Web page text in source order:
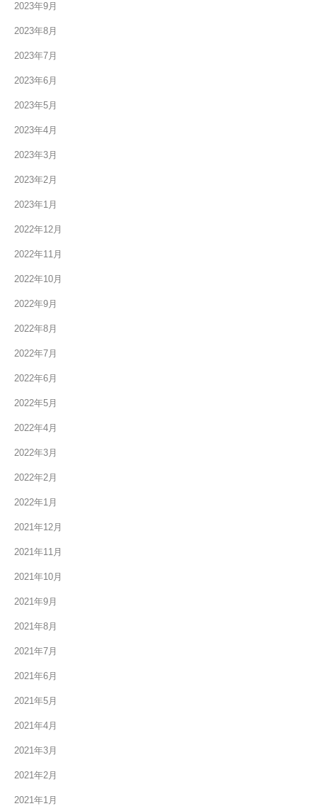
2023年9月
2023年8月
2023年7月
2023年6月
2023年5月
2023年4月
2023年3月
2023年2月
2023年1月
2022年12月
2022年11月
2022年10月
2022年9月
2022年8月
2022年7月
2022年6月
2022年5月
2022年4月
2022年3月
2022年2月
2022年1月
2021年12月
2021年11月
2021年10月
2021年9月
2021年8月
2021年7月
2021年6月
2021年5月
2021年4月
2021年3月
2021年2月
2021年1月